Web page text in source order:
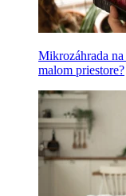
Mikrozáhrada
malom priestore?